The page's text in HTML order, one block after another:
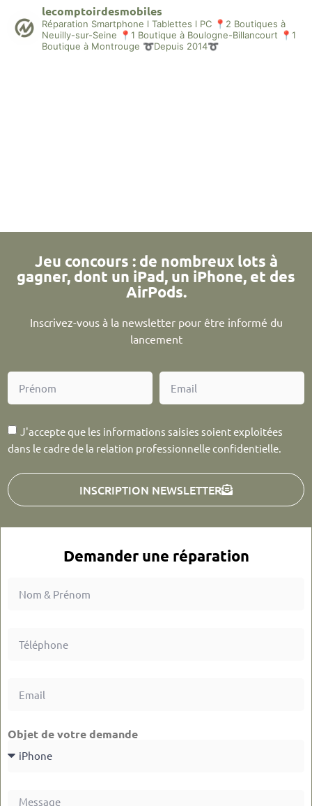
lecomptoirdesmobiles
Réparation Smartphone l Tablettes l PC 📍2 Boutiques à
Neuilly-sur-Seine 📍1 Boutique à Boulogne-Billancourt 📍1
Boutique à Montrouge ➰Depuis 2014➰
Demander une réparation
Objet de votre demande
Jeu concours : de nombreux lots à
gagner, dont un iPad, un iPhone, et des
AirPods.
Inscrivez-vous à la newsletter pour être informé du
lancement
J'accepte que les informations saisies soient exploitées
dans le cadre de la relation professionnelle confidentielle.
INSCRIPTION NEWSLETTER